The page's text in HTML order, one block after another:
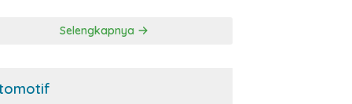
Selengkapnya